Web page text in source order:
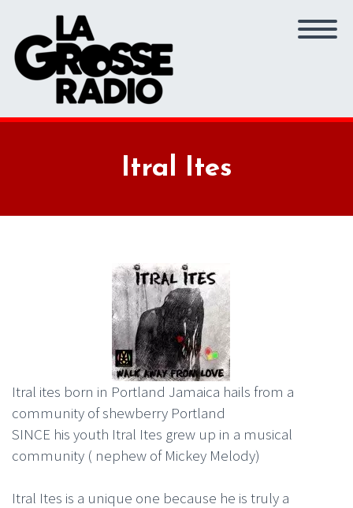
Itral Ites
Itral ites born in Portland Jamaica hails from a
community of shewberry Portland
SINCE his youth Itral Ites grew up in a musical
community ( nephew of Mickey Melody)
Itral Ites is a unique one because he is truly a